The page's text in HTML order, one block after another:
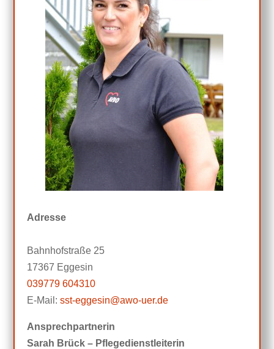
Adresse
Bahnhofstraße 25
17367 Eggesin
039779 604310
E-Mail:sst-eggesin@awo-uer.de
Ansprechpartnerin
Sarah Brück – Pflegedienstleiterin